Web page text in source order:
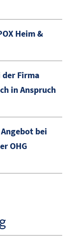
Heim &
der Firma
in Anspruch
bei
OHG